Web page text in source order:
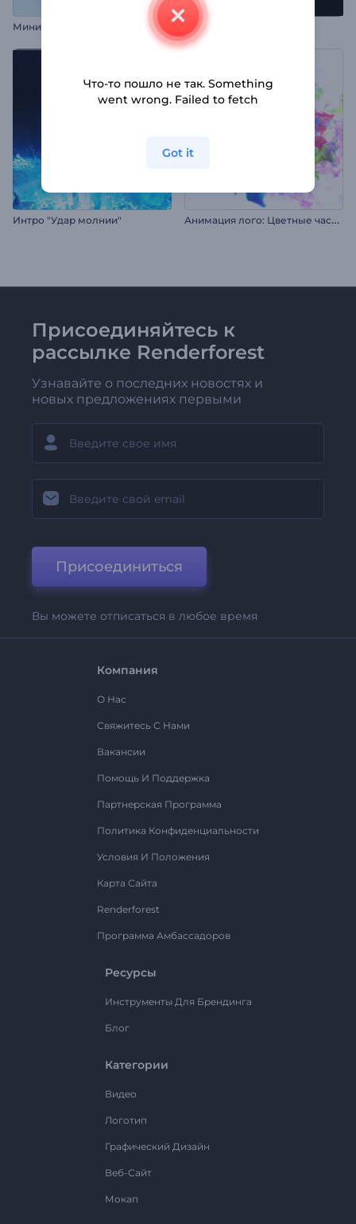
Логотип Свифт Глитч
Интро "Удар молнии" А
нимация лого: Цветные частицы
Присоединяйтесь к
рассылке Renderforest
Узнавайте о последних новостях и
новых предложениях первыми
Присоединиться
Вы можете отписаться в любое время
Компания
О Нас
Свяжитесь С Нами
Вакансии
Помощь И Поддержка
Партнерская Программа
Политика Конфиденциальности
Условия И Положения
Карта Сайта
Renderforest
Программа Амбассадоров
Ресурсы
Инструменты Для Брендинга
Блог
Категории
Видео
Логотип
Графический Дизайн
Веб-Сайт
Мокап
Что-то пошло не так. Something
went wrong. Failed to fetch
Got it